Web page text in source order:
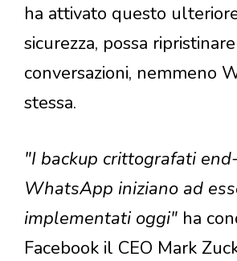
ha attivato questo
sicurezza, possa
conversazioni, nemmeno
stessa.
"I backup crittografati
WhatsApp iniziano ad
implementati oggi" ha
Facebook il CEO Mark